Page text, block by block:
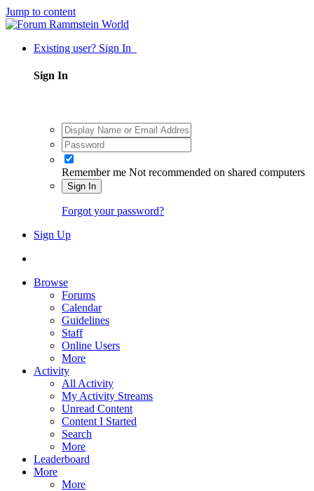
Jump to content
Existing user? Sign In
Sign In
Remember me Not recommended on shared computers
Sign In
Forgot your password?
Sign Up
Browse
Forums
Calendar
Guidelines
Staff
Online Users
More
Activity
All Activity
My Activity Streams
Unread Content
Content I Started
Search
More
Leaderboard
More
More